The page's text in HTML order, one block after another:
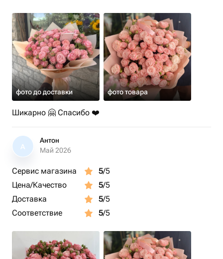
фото до доставки фото товара
Шикарно 🤗 Спасибо ❤️
А
Антон
Май 2026
Сервис магазина 5/5
Цена/Качество
5/5
Доставка
5/5
Соответствие
5/5